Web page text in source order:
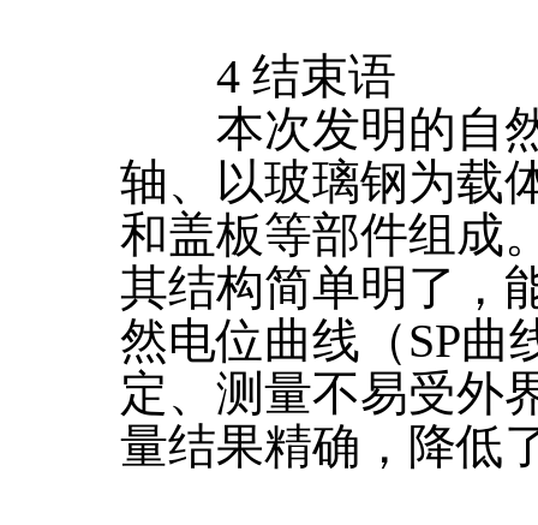
4 结束语
本次发明的自然
轴、以玻璃钢为载
和盖板等部件组成
其结构简单明了，
然电位曲线（SP曲
定、测量不易受外
量结果精确，降低